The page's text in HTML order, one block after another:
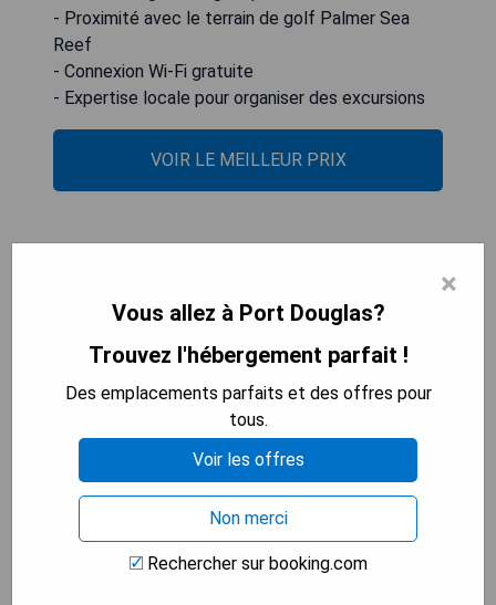
- Proximité avec le terrain de golf Palmer Sea
Reef
- Connexion Wi-Fi gratuite
- Expertise locale pour organiser des excursions
VOIR LE MEILLEUR PRIX
×
Vous allez à Port Douglas?
Trouvez l'hébergement parfait !
Des emplacements parfaits et des offres pour
tous.
Voir les offres
Non merci
Rechercher sur booking.com